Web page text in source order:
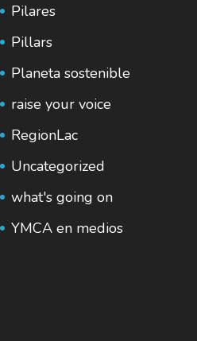
Pilares
Pillars
Planeta sostenible
raise your voice
RegionLac
Uncategorized
what's going on
YMCA en medios